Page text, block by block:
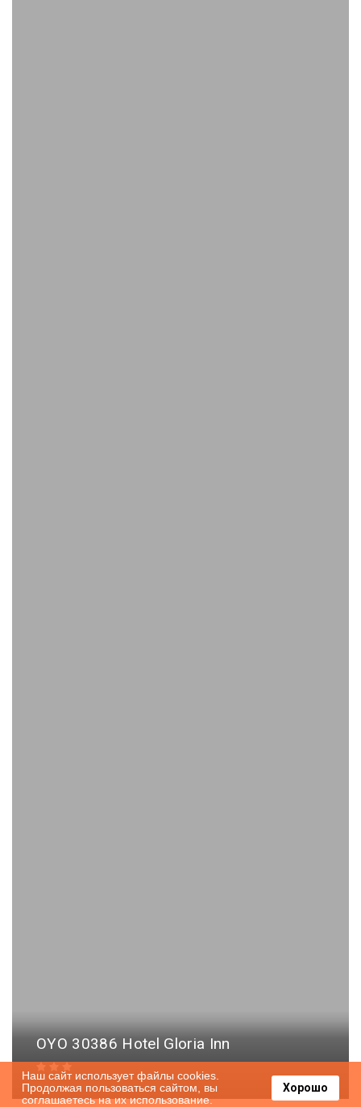
OYO 30386 Hotel Gloria Inn
Наш сайт использует файлы cookies.
Продолжая пользоваться сайтом, вы
соглашаетесь на их использование.
Хорошо